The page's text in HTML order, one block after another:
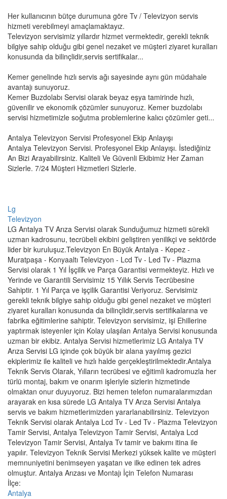
Her kullanıcının bütçe durumuna göre Tv / Televizyon servis
hizmeti verebilmeyi amaçlamaktayız.
Televizyon servisimiz yıllardır hizmet vermektedir, gerekli teknik
bilgiye sahip olduğu gibi genel nezaket ve müşteri ziyaret kuralları
konusunda da bilinçlidir,servis sertifikalar...
Kemer genelinde hızlı servis ağı sayesinde aynı gün müdahale
avantajı sunuyoruz.
Kemer Buzdolabı Servisi olarak beyaz eşya tamirinde hızlı,
güvenilir ve ekonomik çözümler sunuyoruz. Kemer buzdolabı
servisi hizmetimizle soğutma problemlerine kalıcı çözümler geti...
Antalya Televizyon Servisi Profesyonel Ekip Anlayışı
Antalya Televizyon Servisi. Profesyonel Ekip Anlayışı. İstediğiniz
An Bizi Arayabilirsiniz. Kaliteli Ve Güvenli Ekibimiz Her Zaman
Sizlerle. 7/24 Müşteri Hizmetleri Sizlerle.
Lg
Televizyon
LG Antalya TV Arıza Servisi olarak Sunduğumuz hizmeti sürekli
uzman kadrosunu, tecrübeli ekibini geliştiren yenilikçi ve sektörde
lider bir kuruluşuz.Televizyon En Büyük Antalya - Kepez -
Muratpaşa - Konyaaltı Televizyon - Lcd Tv - Led Tv - Plazma
Servisi olarak 1 Yıl İşçilik ve Parça Garantisi vermekteyiz. Hızlı ve
Yerinde ve Garantili Servisimiz 15 Yıllık Servis Tecrübesine
Sahiptir. 1 Yıl Parça ve işçilik Garantisi Veriyoruz. Servisimiz
gerekli teknik bilgiye sahip olduğu gibi genel nezaket ve müşteri
ziyaret kuralları konusunda da bilinçlidir,servis sertifikalarına ve
fabrika eğitimlerine sahiptir. Televizyon servisimiz, işi Ehillerine
yaptırmak isteyenler için Kolay ulaşılan Antalya Servisi konusunda
uzman bir ekibiz. Antalya Servisi hizmetlerimiz LG Antalya TV
Arıza Servisi LG içinde çok büyük bir alana yayılmış gezici
ekiplerimiz ile kaliteli ve hızlı halde gerçekleştirilmektedir.Antalya
Teknik Servis Olarak, Yılların tecrübesi ve eğitimli kadromuzla her
türlü montaj, bakım ve onarım işleriyle sizlerin hizmetinde
olmaktan onur duyuyoruz. Bizi hemen telefon numaralarımızdan
arayarak en kısa sürede LG Antalya TV Arıza Servisi Antalya
servis ve bakım hizmetlerimizden yararlanabilirsiniz. Televizyon
Teknik Servisi olarak Antalya Lcd Tv - Led Tv - Plazma Televizyon
Tamir Servisi, Antalya Televizyon Tamir Servisi, Antalya Lcd
Televizyon Tamir Servisi, Antalya Tv tamir ve bakımı itina ile
yapılır. Televizyon Teknik Servisi Merkezi yüksek kalite ve müşteri
memnuniyetini benimseyen yaşatan ve ilke edinen tek adres
olmuştur. Antalya Arızası ve Montajı İçin Telefon Numarası
İlçe:
Antalya